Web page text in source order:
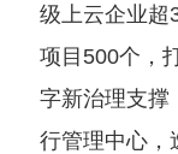
级上云企业超
项目500个，
字新治理支撑
行管理中心，